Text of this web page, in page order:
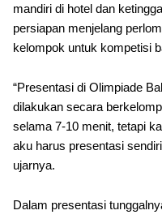
mandiri di hotel dan
persiapan menjelang
kelompok untuk kompetisi
“Presentasi di Olimpiade
dilakukan secara
selama 7-10 menit, tetapi
aku harus presentasi
ujarnya.
Dalam presentasi